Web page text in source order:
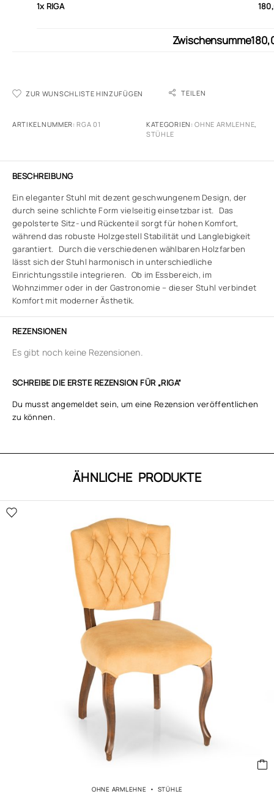
1xRIGA
Zwischensumme
ZUR WUNSCHLISTE HINZUFÜGEN TEILEN
ARTIKELNUMMER:RGA 01 KATEGORIEN:OHNE ARMLEHNE,
STÜHLE
BESCHREIBUNG
Ein eleganter Stuhl mit dezent geschwungenem Design, der
durch seine schlichte Form vielseitig einsetzbar ist. Das
gepolsterte Sitz- und Rückenteil sorgt für hohen Komfort,
während das robuste Holzgestell Stabilität und Langlebigkeit
garantiert. Durch die verschiedenen wählbaren Holzfarben
lässt sich der Stuhl harmonisch in unterschiedliche
Einrichtungsstile integrieren. Ob im Essbereich, im
Wohnzimmer oder in der Gastronomie – dieser Stuhl verbindet
Komfort mit moderner Ästhetik.
REZENSIONEN
Es gibt noch keine Rezensionen.
SCHREIBE DIE ERSTE REZENSION FÜR „RIGA“
Du musst angemeldet sein, um eine Rezension veröffentlichen
zu können.
ÄHNLICHE PRODUKTE
OHNE ARMLEHNE STÜHLE